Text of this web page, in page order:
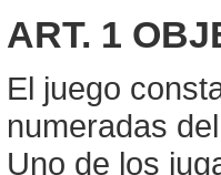
ART. 1
El juego
numeradas
Uno de los